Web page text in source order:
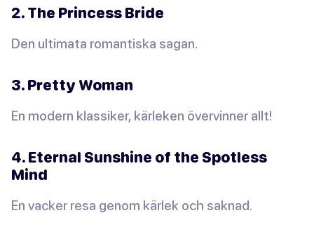
2. The Princess Bride
Den ultimata romantiska sagan.
3. Pretty Woman
En modern klassiker, kärleken övervinner allt!
4. Eternal Sunshine of the Spotless
Mind
En vacker resa genom kärlek och saknad.